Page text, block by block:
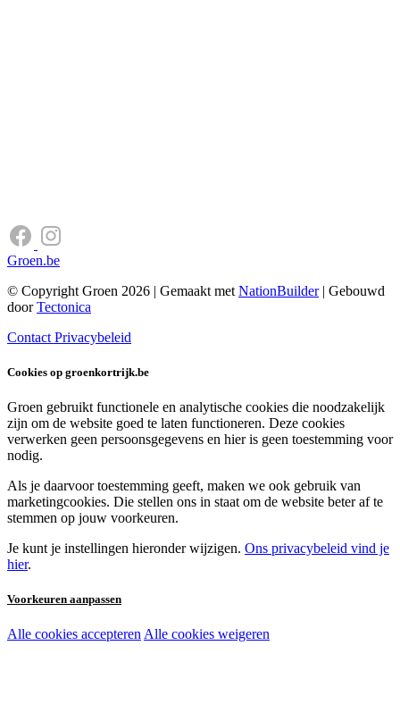
Groen.be
© Copyright Groen 2026 | Gemaakt met NationBuilder| Gebouwd
doorTectonica
Contact Privacybeleid
Cookies op groenkortrijk.be
Groen gebruikt functionele en analytische cookies die noodzakelijk
zijn om de website goed te laten functioneren. Deze cookies
verwerken geen persoonsgegevens en hier is geen toestemming voor
nodig.
Als je daarvoor toestemming geeft, maken we ook gebruik van
marketingcookies. Die stellen ons in staat om de website beter af te
stemmen op jouw voorkeuren.
Je kunt je instellingen hieronder wijzigen. Ons privacybeleid vind je
hier.
Voorkeuren aanpassen
Noodzakelijke cookies:
Alle cookies accepteren Alle cookies weigeren